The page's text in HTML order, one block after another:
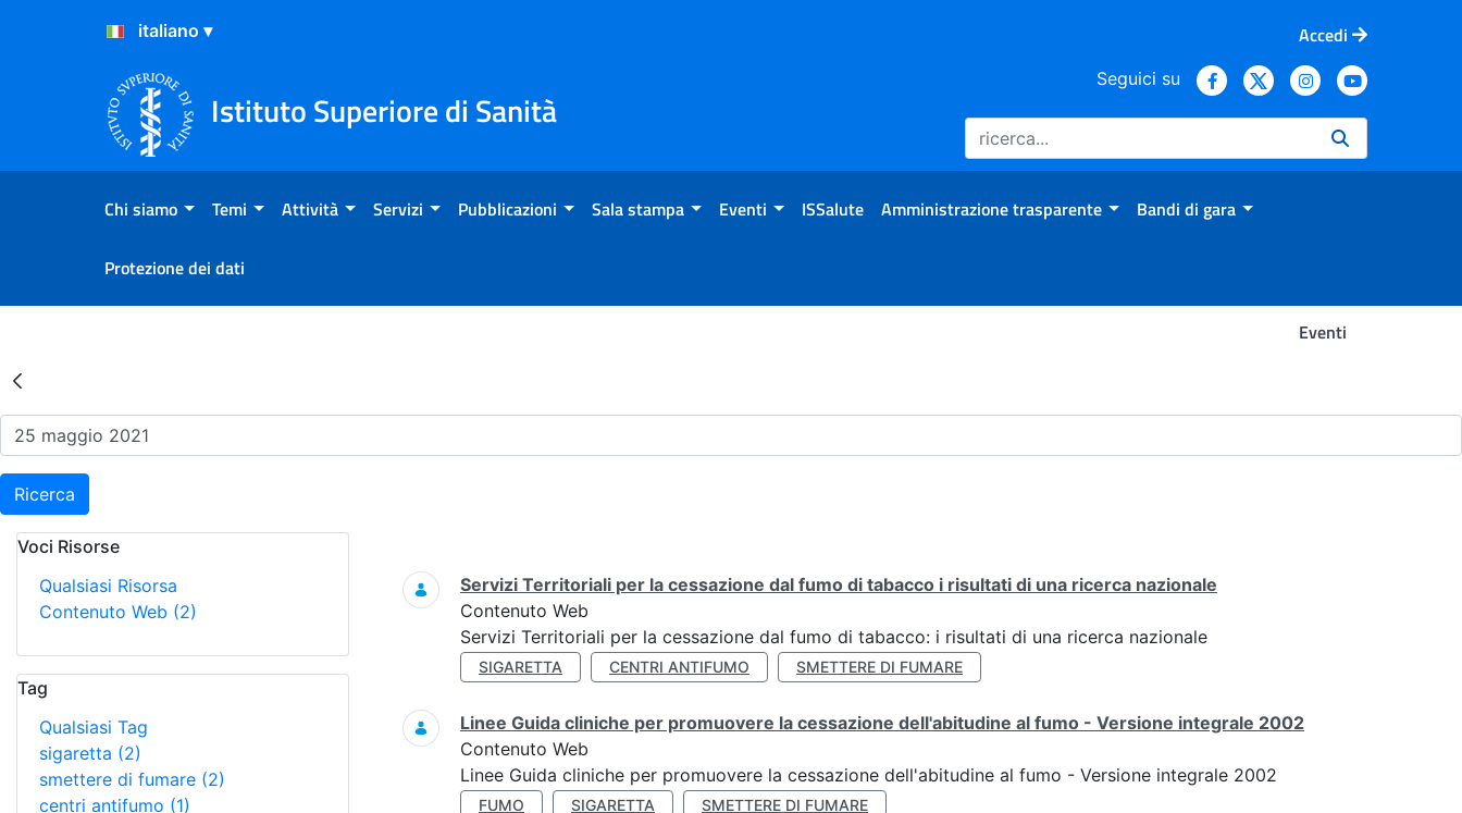
Salta al Contenuto
Salta al Footer
Accedi
Istituto Superiore di Sanità
Seguici su
Chi siamo Temi Attività Servizi Pubblicazioni Sala stampa Eventi ISSalute Amministrazione trasparente Bandi di gara
Protezione dei dati
Eventi
Risultati della Ricerca - Eventi
Ricerca
Voci Risorse
Qualsiasi Risorsa
Contenuto Web (2)
Tag
Qualsiasi Tag
sigaretta (2)
smettere di fumare (2)
centri antifumo (1)
Ricerca
Servizi Territoriali per la cessazione dal fumo di tabacco i risultati di una ricerca nazionale
Contenuto Web
Servizi Territoriali per la cessazione dal fumo di tabacco: i risultati di una ricerca nazionale
SIGARETTA CENTRI ANTIFUMO SMETTERE DI FUMARE
Linee Guida cliniche per promuovere la cessazione dell'abitudine al fumo - Versione integrale 2002
Contenuto Web
Linee Guida cliniche per promuovere la cessazione dell'abitudine al fumo - Versione integrale 2002
FUMO SIGARETTA SMETTERE DI FUMARE